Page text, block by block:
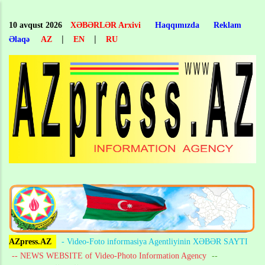
main
content
10 avqust 2026 XƏBƏRLƏR Arxivi Haqqımızda
Reklam
Əlaqə
AZ | EN | RU
AZpress.AZ
- Video-Foto informasiya Agentliyinin XƏBƏR SAYTI
-- NEWS WEBSITE of Video-Photo Information Agency --